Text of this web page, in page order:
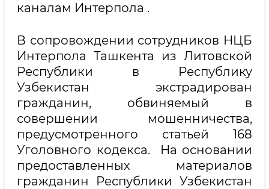
каналам Интерпола .
В сопровождении сотрудников НЦБ
Интерпола Ташкента из Литовской
Республики в Республику
Узбекистан экстрадирован
гражданин, обвиняемый в
совершении мошенничества,
предусмотренного статьей 168
Уголовного кодекса. На основании
предоставленных материалов
гражданин Республики Узбекистан